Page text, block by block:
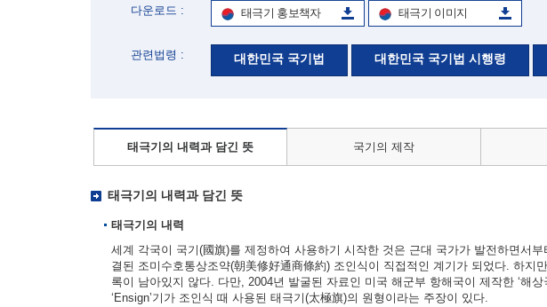
다운로드 : 태극기 홍보책자 태극기 이미지
관련법령 : 대한민국 국기법 대한민국 국기법 시행령
태극기의 내력과 담긴 뜻 국기의 제작
태극기의 내력과 담긴 뜻
태극기의 내력
세계 각국이 국기(國旗)를 제정하여 사용하기 시작한 것은 근대 국가가 발전하면서
결된 조미수호통상조약(朝美修好通商條約) 조인식이 직접적인 계기가 되었다. 하지
록이 남아있지 않다. 다만, 2004년 발굴된 자료인 미국 해군부 항해국이 제작한 ‘해
‘Ensign’기가 조인식 때 사용된 태극기(太極旗)의 원형이라는 주장이 있다.